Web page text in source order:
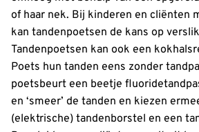
of haar nek. Bij kinderen en cliënten
kan tandenpoetsen de kans op
Tandenpoetsen kan ook een
Poets hun tanden eens zonder
poetsbeurt een beetje
en ‘smeer’ de tanden en kiezen
(elektrische) tandenborstel en een